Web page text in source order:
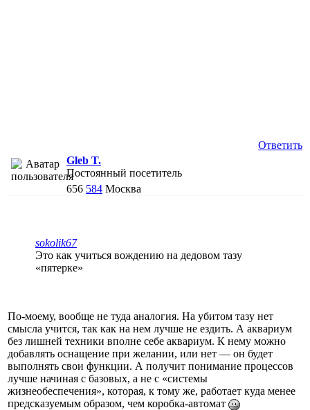
Ответить
Gleb T.
Постоянный посетитель
656 584 Москва
sokolik67
Это как учиться вождению на дедовом тазу
«пятерке»
По-моему, вообще не туда аналогия. На убитом тазу нет
смысла учится, так как на нем лучше не ездить. А аквариум
без лишней техники вполне себе аквариум. К нему можно
добавлять оснащение при желании, или нет — он будет
выполнять свои функции. А получит понимание процессов
лучше начиная с базовых, а не с «системы
жизнеобеспечения», которая, к тому же, работает куда менее
предсказуемым образом, чем коробка-автомат